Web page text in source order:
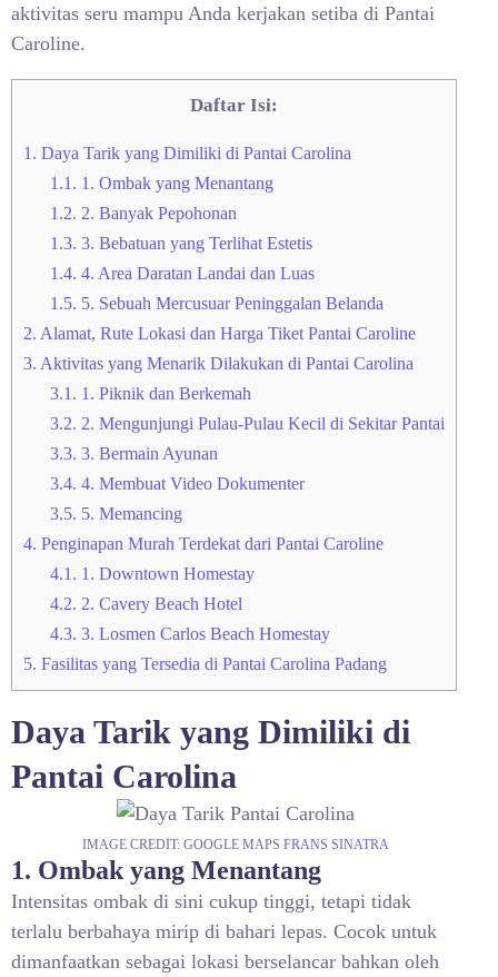
aktivitas seru mampu Anda kerjakan setiba di Pantai
Caroline.
Daftar Isi:
1. Daya Tarik yang Dimiliki di Pantai Carolina
1.1. 1. Ombak yang Menantang
1.2. 2. Banyak Pepohonan
1.3. 3. Bebatuan yang Terlihat Estetis
1.4. 4. Area Daratan Landai dan Luas
1.5. 5. Sebuah Mercusuar Peninggalan Belanda
2. Alamat, Rute Lokasi dan Harga Tiket Pantai Caroline
3. Aktivitas yang Menarik Dilakukan di Pantai Carolina
3.1. 1. Piknik dan Berkemah
3.2. 2. Mengunjungi Pulau-Pulau Kecil di Sekitar Pantai
3.3. 3. Bermain Ayunan
3.4. 4. Membuat Video Dokumenter
3.5. 5. Memancing
4. Penginapan Murah Terdekat dari Pantai Caroline
4.1. 1. Downtown Homestay
4.2. 2. Cavery Beach Hotel
4.3. 3. Losmen Carlos Beach Homestay
5. Fasilitas yang Tersedia di Pantai Carolina Padang
Daya Tarik yang Dimiliki di
Pantai Carolina
IMAGE CREDIT: GOOGLE MAPS FRANS SINATRA
1. Ombak yang Menantang
Intensitas ombak di sini cukup tinggi, tetapi tidak
terlalu berbahaya mirip di bahari lepas. Cocok untuk
dimanfaatkan sebagai lokasi berselancar bahkan oleh